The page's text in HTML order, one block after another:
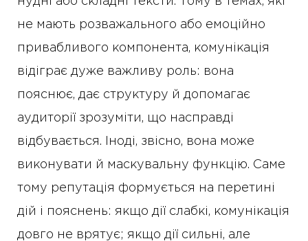
не мають розважального або емоційно
привабливого компонента, комунікація
відіграє дуже важливу роль: вона
пояснює, дає структуру й допомагає
аудиторії зрозуміти, що насправді
відбувається. Іноді, звісно, вона може
виконувати й маскувальну функцію. Саме
тому репутація формується на перетині
дій і пояснень: якщо дії слабкі, комунікація
довго не врятує; якщо дії сильні, але